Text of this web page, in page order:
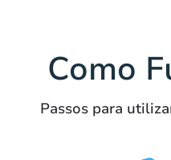
Como
Passos para